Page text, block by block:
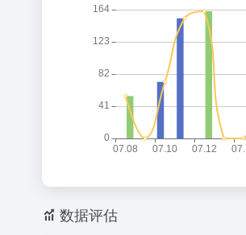
数据评估